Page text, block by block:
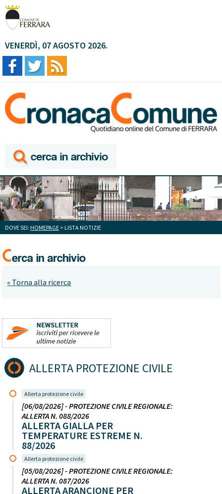
VENERDÌ, 07 AGOSTO 2026.
DOVE SEI: HOMEPAGE > LISTA NOTIZIE
« Torna alla ricerca
ALLERTA PROTEZIONE CIVILE
Allerta protezione civile
[06/08/2026] - PROTEZIONE CIVILE REGIONALE:
ALLERTA N. 088/2026
ALLERTA GIALLA PER
TEMPERATURE ESTREME N.
88/2026
Allerta protezione civile
[05/08/2026] - PROTEZIONE CIVILE REGIONALE:
ALLERTA N. 087/2026
ALLERTA ARANCIONE PER